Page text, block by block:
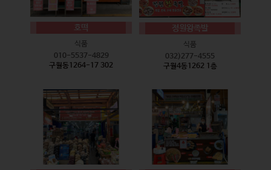
호떡
식품
010-5537-4829
구월동1264-17 302
정원왕족발
식품
032)277-4555
구월4동1262 1층